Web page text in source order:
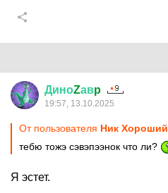
ДиноZавp
19:57, 13.10.2025
От пользователя Ник Хороший
тебю тожэ сэвэпээнок что ли?
Я эстет.